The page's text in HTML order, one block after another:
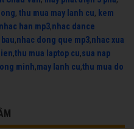
, thu mua may lanh cu, kem
nhac han mp3,nhac dance
,nhac dong que mp3,nhac xua
,thu mua laptop cu,sua nap
minh,may lanh cu,thu mua do